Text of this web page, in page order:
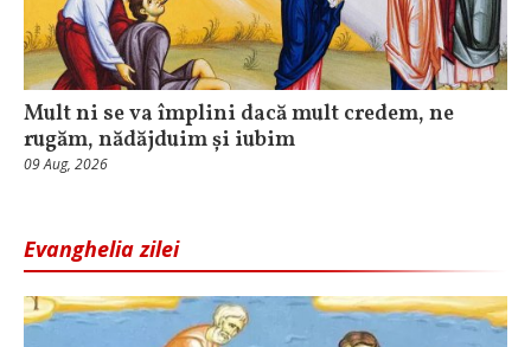
Mult ni se va împlini dacă mult credem, ne
rugăm, nădăjduim și iubim
09 Aug, 2026
Evanghelia zilei